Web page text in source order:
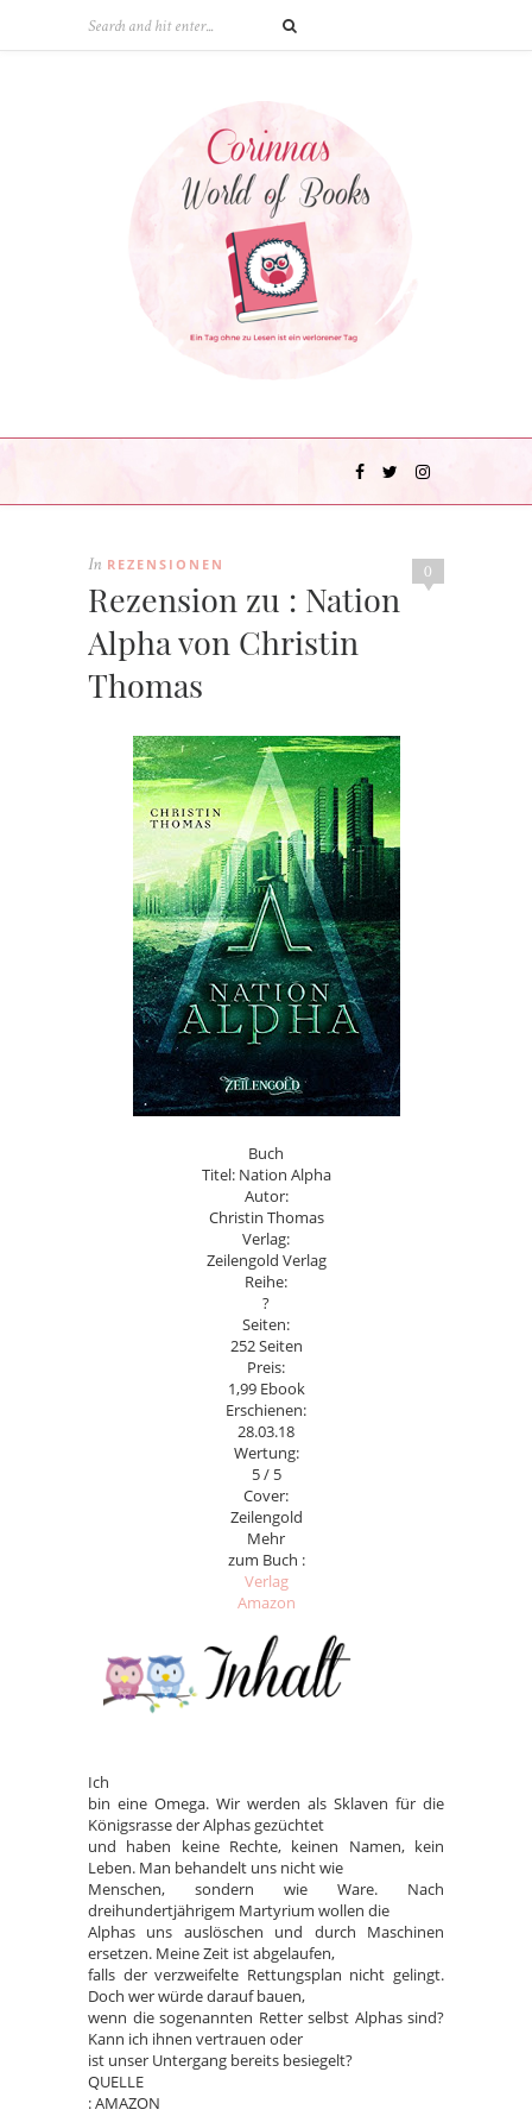
0
In REZENSIONEN
Rezension zu : Nation
Alpha von Christin
Thomas
Buch
Titel: Nation Alpha
Autor:
Christin Thomas
Verlag:
Zeilengold Verlag
Reihe:
?
Seiten:
252 Seiten
Preis:
1,99 Ebook
Erschienen:
28.03.18
Wertung:
5 / 5
Cover:
Zeilengold
Mehr
zum Buch :
Verlag
Amazon
Ich
bin eine Omega. Wir werden als Sklaven für die
Königsrasse der Alphas gezüchtet
und haben keine Rechte, keinen Namen, kein
Leben. Man behandelt uns nicht wie
Menschen, sondern wie Ware. Nach
dreihundertjährigem Martyrium wollen die
Alphas uns auslöschen und durch Maschinen
ersetzen. Meine Zeit ist abgelaufen,
falls der verzweifelte Rettungsplan nicht gelingt.
Doch wer würde darauf bauen,
wenn die sogenannten Retter selbst Alphas sind?
Kann ich ihnen vertrauen oder
ist unser Untergang bereits besiegelt?
QUELLE
: AMAZON